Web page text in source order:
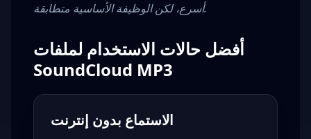
أسرع، لكن الوظيفة الأساسية متطابقة.
أفضل حالات الاستخدام لملفات
SoundCloud MP3
الاستماع بدون إنترنت